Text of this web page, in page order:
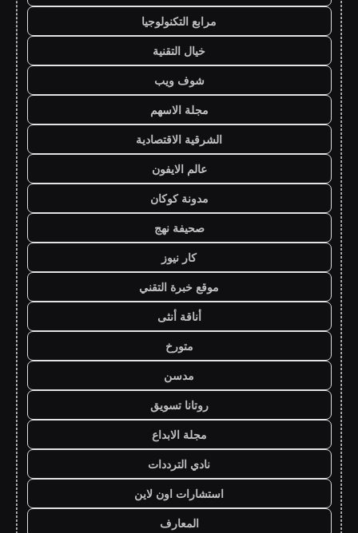
مرابع التكنولوجيا
خيال التقنية
شوف ويب
مجلة الاسهم
الشرقية الاقتصادية
عالم الايفون
مدونة كوكان
صحيفة نهج
كار نيوز
موقع خبرة التقني
أناقة أنثى
متورخ
مدسن
روتانا تسويق
مجلة الابداع
نادي الترددات
استشارات اون لاين
المعارف